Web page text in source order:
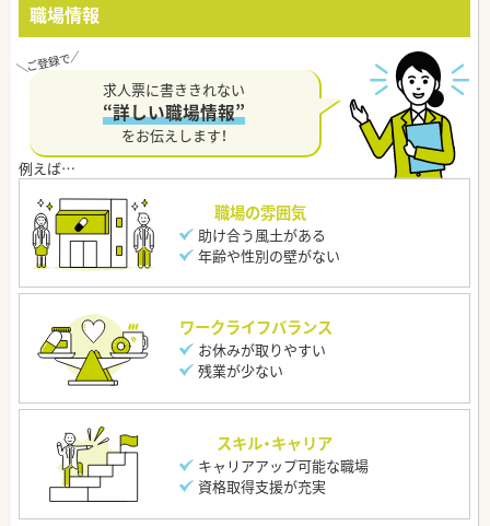
職場情報
求人票に書ききれない
“詳しい職場情報”
をお伝えします！
職場の雰囲気
助け合う風土がある
年齢や性別の壁がない
ワークライフバランス
お休みが取りやすい
残業が少ない
スキル・キャリア
キャリアアップ可能な職場
資格取得支援が充実